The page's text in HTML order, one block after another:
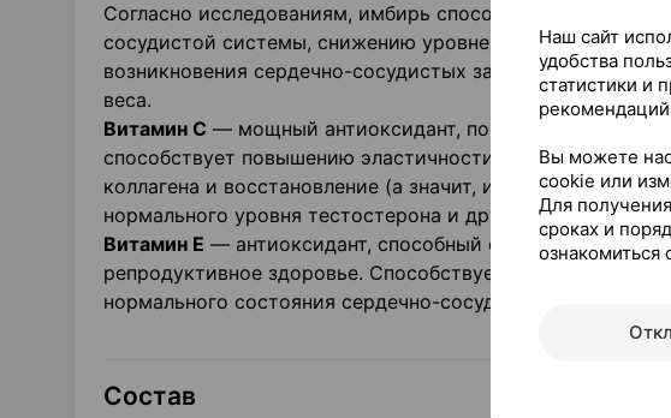
Согласно исследованиям, имбирь способствует
сосудистой системы, снижению уровней сахара и
возникновения сердечно-сосудистых заболеваний.
веса.
Витамин С — мощный антиоксидант, повышает
способствует повышению эластичности кровеносных
коллагена и восстановление (а значит, и рост) мышц,
нормального уровня тестостерона и других гормонов.
Витамин Е — антиоксидант, способный стимулировать
репродуктивное здоровье. Способствует снижению
нормального состояния сердечно-сосудистой системы.
Состав
Наш сайт
удобства
статистики и
Вы можете
cookie или
Для
сроках и
ознакомиться